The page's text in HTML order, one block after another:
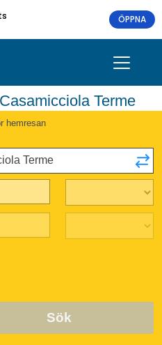
ÖPPNA
Terme
hemresan
Sök